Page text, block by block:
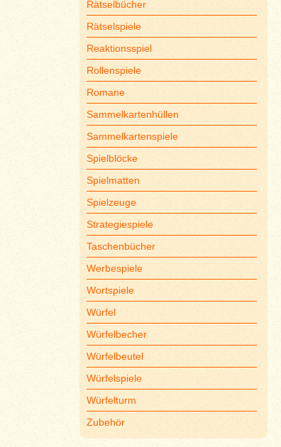
Rätselbücher
Rätselspiele
Reaktionsspiel
Rollenspiele
Romane
Sammelkartenhüllen
Sammelkartenspiele
Spielblöcke
Spielmatten
Spielzeuge
Strategiespiele
Taschenbücher
Werbespiele
Wortspiele
Würfel
Würfelbecher
Würfelbeutel
Würfelspiele
Würfelturm
Zubehör